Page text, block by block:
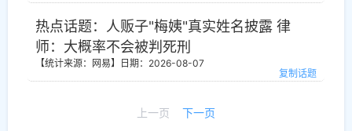
热点话题：人贩子"梅姨"真实姓名披露 律
师：大概率不会被判死刑
复制话题
【统计来源：网易】 日期：2026-08-07
上一页 下一页